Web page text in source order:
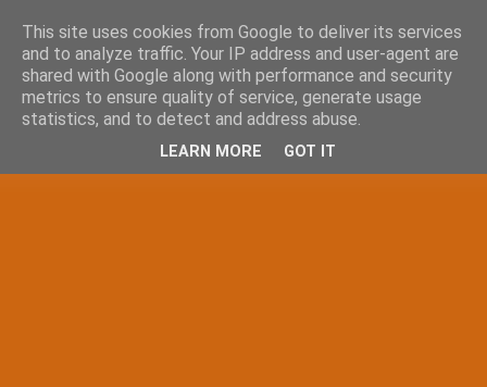
This site uses cookies from Google to deliver its services
and to analyze traffic. Your IP address and user-agent are
shared with Google along with performance and security
metrics to ensure quality of service, generate usage
statistics, and to detect and address abuse.
LEARN MORE GOT IT